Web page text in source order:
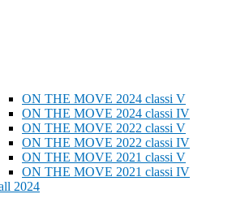
ON THE MOVE 2024 classi V
ON THE MOVE 2024 classi IV
ON THE MOVE 2022 classi V
ON THE MOVE 2022 classi IV
ON THE MOVE 2021 classi V
ON THE MOVE 2021 classi IV
2024